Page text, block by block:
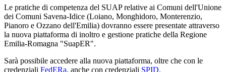
Le pratiche di competenza del SUAP relative ai Comuni dell'Unione
dei Comuni Savena-Idice (Loiano, Monghidoro, Monterenzio,
Pianoro e Ozzano dell'Emilia) dovranno essere presentate attraverso
la nuova piattaforma di inoltro e gestione pratiche della Regione
Emilia-Romagna "SuapER".
​Sarà possibile accedere alla nuova piattaforma, oltre che con le
credenziali FedERa, anche con credenziali SPID.​